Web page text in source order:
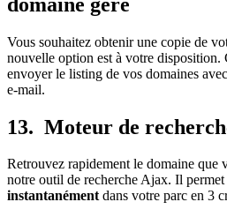
Vous souhaitez obtenir une copie de
nouvelle option est à votre disposition.
envoyer le listing de vos domaines
e-mail.
13. Moteur de
Retrouvez rapidement le domaine que
notre outil de recherche Ajax. Il permet
instantanémentdans votre parc en 3